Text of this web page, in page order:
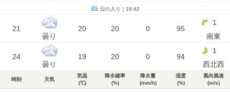
日の入り｜18:42
21
曇り
20 20 0 95
1
南東
24
曇り
19 20 0 94
1
西北西
時刻 天気
気温
(℃)
降水確率
(%)
降水量
(mm/h)
湿度
(%)
風向風速
(m/s)